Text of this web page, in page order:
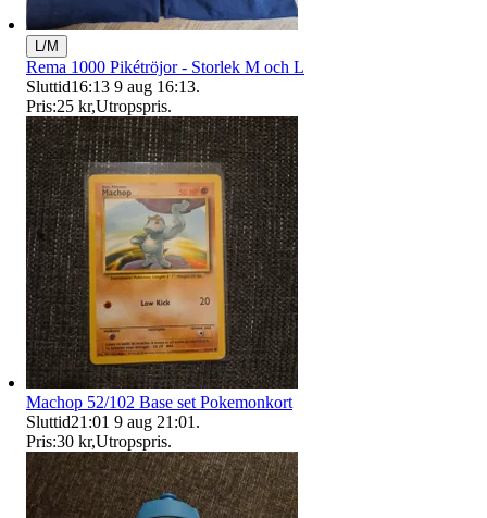
L/M
Rema 1000 Pikétröjor - Storlek M och L
Sluttid16:13 9 aug 16:13.
Pris:25 kr,Utropspris.
Machop 52/102 Base set Pokemonkort
Sluttid21:01 9 aug 21:01 .
Pris:30 kr,Utropspris.